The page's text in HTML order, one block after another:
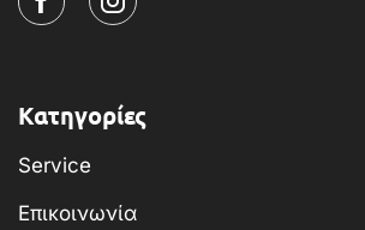
Κατηγορίες
Service
Επικοινωνία